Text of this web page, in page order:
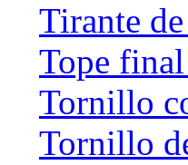
Tirante
Tope
Tornillo
Tornillo